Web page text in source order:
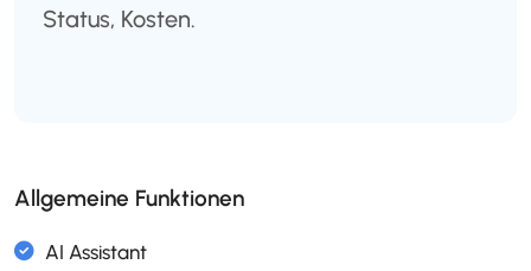
Allgemeine Funktionen
Status, Kosten.